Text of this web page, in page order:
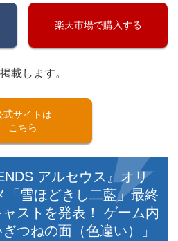
楽天市場で購入する
載します。
式サイトは
こちら
アルセウス』オリ
「雪ほどきし二藍」最終
ストを発表！ ゲーム内
つねの面（色違い）」